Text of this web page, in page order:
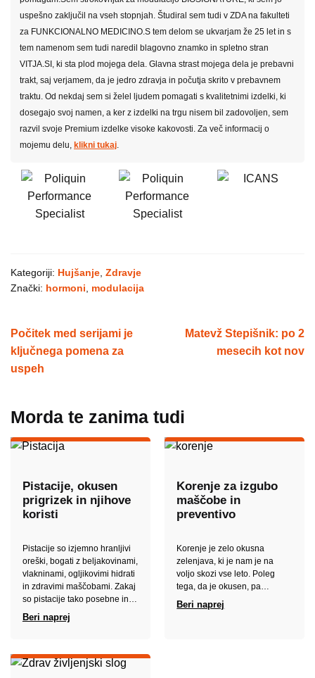
uspešno zaključil na vseh stopnjah. Študiral sem tudi v ZDA na fakulteti
za FUNKCIONALNO MEDICINO.S tem delom se ukvarjam že 25 let in s
tem namenom sem tudi naredil blagovno znamko in spletno stran
VITJA.SI, ki sta plod mojega dela. Glavna strast mojega dela je prebavni
trakt, saj verjamem, da je jedro zdravja in počutja skrito v prebavnem
traktu. Od nekdaj sem si želel ljudem pomagati s kvalitetnimi izdelki, ki
dosegajo svoj namen, a ker z izdelki na trgu nisem bil zadovoljen, sem
razvil svoje Premium izdelke visoke kakovosti. Za več informacij o
mojemu delu, klikni tukaj.
Kategoriji: Hujšanje Zdravje
Znački: hormoni modulacija
Počitek med serijami je
ključnega pomena za
uspeh
Matevž Stepišnik: po 2
mesecih kot nov
Morda te zanima tudi
Pistacije, okusen
prigrizek in njihove
koristi
Pistacije so izjemno hranljivi
oreški, bogati z beljakovinami,
vlakninami, ogljikovimi hidrati
in zdravimi maščobami. Zakaj
so pistacije tako posebne in…
Beri naprej
Korenje za izgubo
maščobe in
preventivo
Korenje je zelo okusna
zelenjava, ki je nam je na
voljo skozi vse leto. Poleg
tega, da je okusen, pa…
Beri naprej